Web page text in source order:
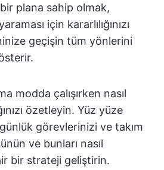
plana sahip olmak,
için kararlılığınızı
geçişin tüm yönlerini
modda çalışırken nasıl
özetleyin. Yüz yüze
görevlerinizi ve takım
ve bunları nasıl
bir strateji geliştirin.